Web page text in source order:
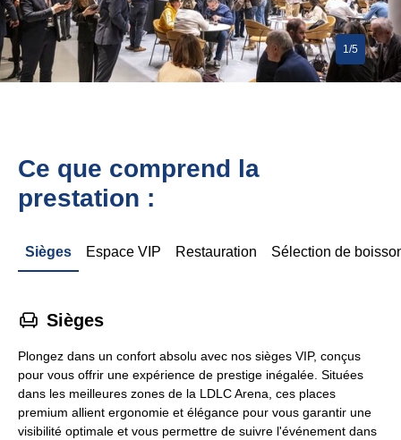
1/5
Ce que comprend la
prestation :
Sièges Espace VIP Restauration Sélection de
􁐴 Sièges
Plongez dans un confort absolu avec nos sièges VIP, conçus
pour vous offrir une expérience de prestige inégalée. Situées
dans les meilleures zones de la LDLC Arena, ces places
premium allient ergonomie et élégance pour vous garantir une
visibilité optimale et vous permettre de suivre l'événement dans